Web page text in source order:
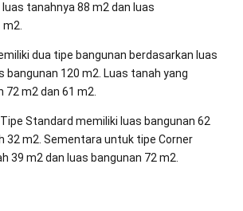
tanahnya 88 m2 dan luas
dua tipe bangunan berdasarkan luas
bangunan 120 m2. Luas tanah yang
m2 dan 61 m2.
Tipe Standard memiliki luas bangunan 62
32 m2. Sementara untuk tipe Corner
39 m2 dan luas bangunan 72 m2.